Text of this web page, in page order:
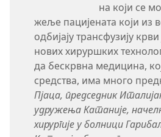
на који се
жеље пацијената који из
одбијају трансфузију
нових хируршких
да бескрвна медицина,
средства, има много
Пјаца, председник
удружења Катаније,
хирургије у болници